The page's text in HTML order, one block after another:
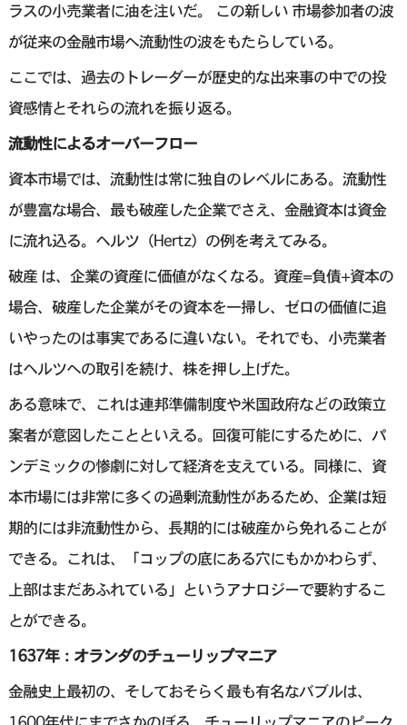
ラスの小売業者に油を注いだ。 この新しい 市場参加者の波
が従来の金融市場へ流動性の波をもたらしている。
ここでは、過去のトレーダーが歴史的な出来事の中での投
資感情とそれらの流れを振り返る。
流動性によるオーバーフロー
資本市場では、流動性は常に独自のレベルにある。流動性
が豊富な場合、最も破産した企業でさえ、金融資本は資金
に流れ込る。ヘルツ（Hertz）の例を考えてみる。
破産 は、企業の資産に価値がなくなる。資産=負債+資本の
場合、破産した企業がその資本を一掃し、ゼロの価値に追
いやったのは事実であるに違いない。それでも、小売業者
はヘルツへの取引を続け、株を押し上げた。
ある意味で、これは連邦準備制度や米国政府などの政策立
案者が意図したことといえる。回復可能にするために、パ
ンデミックの惨劇に対して経済を支えている。同様に、資
本市場には非常に多くの過剰流動性があるため、企業は短
期的には非流動性から、長期的には破産から免れることが
できる。これは、「コップの底にある穴にもかかわらず、
上部はまだあふれている」というアナロジーで要約するこ
とができる。
1637年：オランダのチューリップマニア
金融史上最初の、そしておそらく最も有名なバブルは、